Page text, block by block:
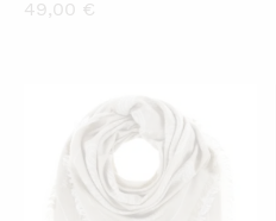
49,00 €
KATSO PIKANÄKYMÄ